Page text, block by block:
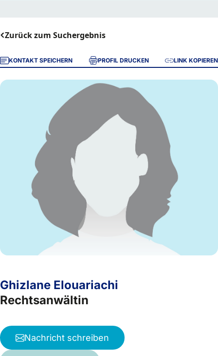
Zurück zum Suchergebnis
KONTAKT SPEICHERN PROFIL DRUCKEN LINK KOPIEREN
Ghizlane Elouariachi
Rechtsanwältin
Nachricht schreiben